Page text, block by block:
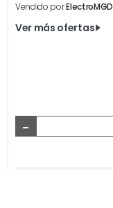
Vendido porElectroMGD
Ver más ofertas
-